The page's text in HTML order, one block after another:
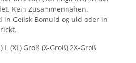
Kein Zusammennähen.
in Geilsk Bomuld og uld oder in
L (XL) Groß (X-Groß) 2X-Groß